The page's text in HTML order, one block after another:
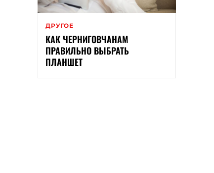
ДРУГОЕ
КАК ЧЕРНИГОВЧАНАМ
ПРАВИЛЬНО ВЫБРАТЬ
ПЛАНШЕТ